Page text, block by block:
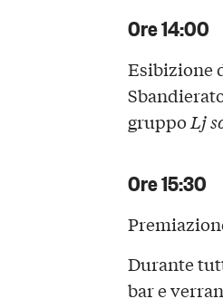
Ore 14:00
Esibizione
gruppo Lj
Ore 15:30
Durante
bar e